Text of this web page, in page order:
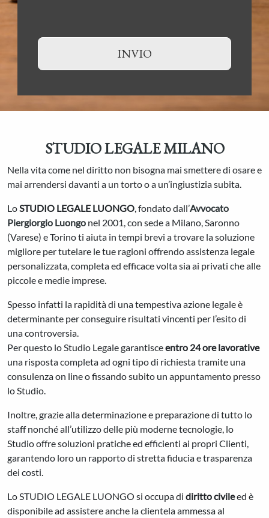
STUDIO LEGALE MILANO
Nella vita come nel diritto non bisogna mai smettere di osare e
mai arrendersi davanti a un torto o a un’ingiustizia subita.
LoSTUDIO LEGALE LUONGO, fondato dall’Avvocato
Piergiorgio Luongo nel 2001, con sede a Milano, Saronno
(Varese) e Torino ti aiuta in tempi brevi a trovare la soluzione
migliore per tutelare le tue ragioni offrendo assistenza legale
personalizzata, completa ed efficace volta sia ai privati che alle
piccole e medie imprese.
Spesso infatti la rapidità di una tempestiva azione legale è
determinante per conseguire risultati vincenti per l’esito di
una controversia.
Per questo lo Studio Legale garantisceentro 24 ore lavorative
una risposta completa ad ogni tipo di richiesta tramite una
consulenza on line o fissando subito un appuntamento presso
lo Studio.
Inoltre, grazie alla determinazione e preparazione di tutto lo
staff nonché all’utilizzo delle più moderne tecnologie, lo
Studio offre soluzioni pratiche ed efficienti ai propri Clienti,
garantendo loro un rapporto di stretta fiducia e trasparenza
dei costi.
Lo STUDIO LEGALE LUONGO si occupa di diritto civileed è
disponibile ad assistere anche la clientela ammessa al